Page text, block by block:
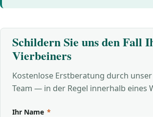
Schildern Sie uns den Fall
Vierbeiners
Kostenlose Erstberatung durch
Team — in der Regel innerhalb eines
Ihr Name *